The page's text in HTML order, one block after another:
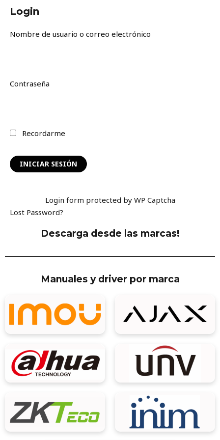
contenido
Login
Nombre de usuario o correo electrónico
Contraseña
Recordarme
Login form protected by WP Captcha
Lost Password?
Descarga desde las marcas!
Manuales y driver por marca